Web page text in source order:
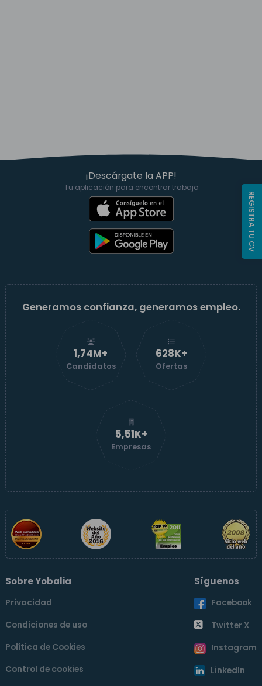
¡Descárgate la APP!
Tu aplicación para encontrar trabajo
Generamos confianza, generamos empleo.
1,74M+
Candidatos
629K+
Ofertas
5,51K+
Empresas
Sobre Yobalia
Privacidad
Condiciones de uso
Política de Cookies
Control de cookies
Síguenos
Facebook
Twitter X
Instagram
LinkedIn
REGISTRA TU CV